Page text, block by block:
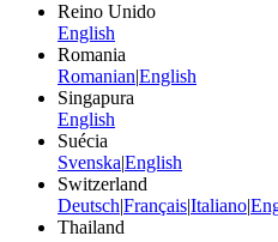
Reino Unido
English
Romania
Romanian|English
Singapura
English
Suécia
Svenska|English
Switzerland
Deutsch|Français|Italiano|
Thailand